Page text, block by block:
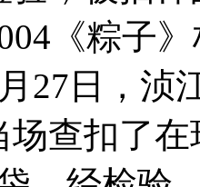
《粽子
27日，浈
场查扣了